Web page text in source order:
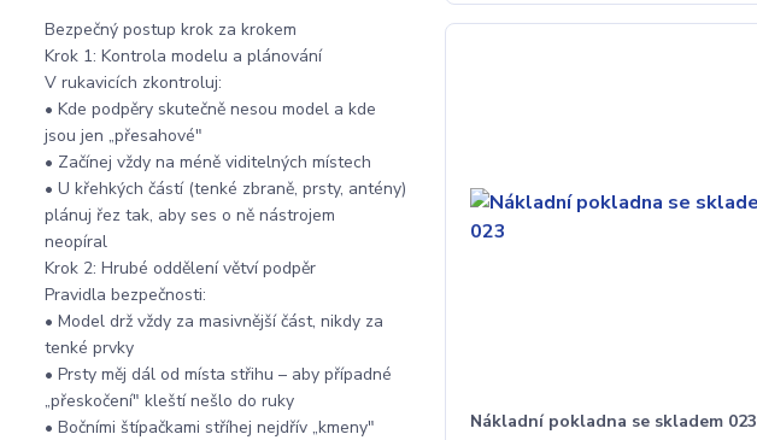
Nákladní pokladna se skladem 023
Bezpečný postup krok za krokem
Krok 1: Kontrola modelu a plánování
V rukavicích zkontroluj:
• Kde podpěry skutečně nesou model a kde
jsou jen „přesahové"
• Začínej vždy na méně viditelných místech
• U křehkých částí (tenké zbraně, prsty, antény)
plánuj řez tak, aby ses o ně nástrojem
neopíral
Krok 2: Hrubé oddělení větví podpěr
Pravidla bezpečnosti:
• Model drž vždy za masivnější část, nikdy za
tenké prvky
• Prsty měj dál od místa střihu – aby případné
„přeskočení" kleští nešlo do ruky
• Bočními štípačkami stříhej nejdřív „kmeny"